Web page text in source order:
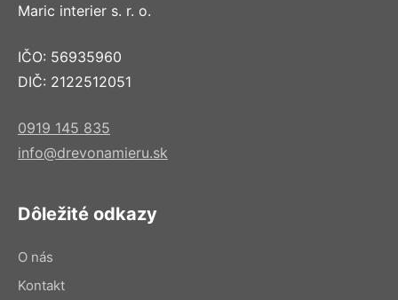
Maric interier s. r. o.
IČO: 56935960
DIČ: 2122512051
0919 145 835
info@drevonamieru.sk
Dôležité odkazy
O nás
Kontakt